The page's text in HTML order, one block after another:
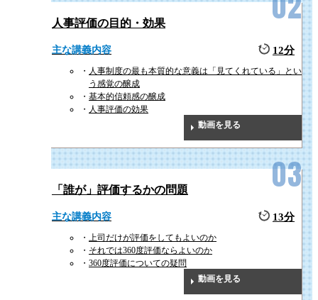
人事評価の目的・効果
主な講義内容 12分
人事制度の最も本質的な意義は「見てくれている」とい
う感覚の醸成
基本的信頼感の醸成
人事評価の効果
動画を見る
「誰が」評価するかの問題
主な講義内容 13分
上司だけが評価をしてもよいのか
それでは360度評価ならよいのか
360度評価についての疑問
動画を見る